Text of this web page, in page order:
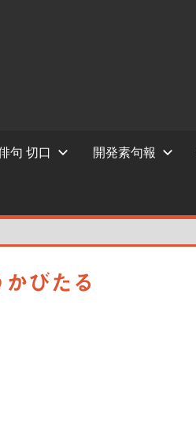
句 切口 開発素句報
びたる